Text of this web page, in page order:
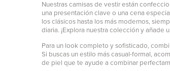
Nuestras camisas de vestir están
una presentación clave o una cena
los clásicos hasta los más modernos,
diaria. ¡Explora nuestra colección y añade
Para un look completo y sofisticado,
Si buscas un estilo más casual-formal,
de piel que te ayude a combinar